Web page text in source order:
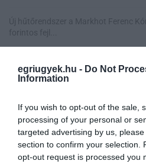
egriugyek.hu - Do Not
Information
If you wish to opt-out of the sale,
processing of your personal or
targeted advertising by us,
section to confirm your selection.
opt-out request is processed you
Új hűtőrendszer a Markhot Ferenc
forintos fejl...
Eloltották a tüzet
sikerült megf...